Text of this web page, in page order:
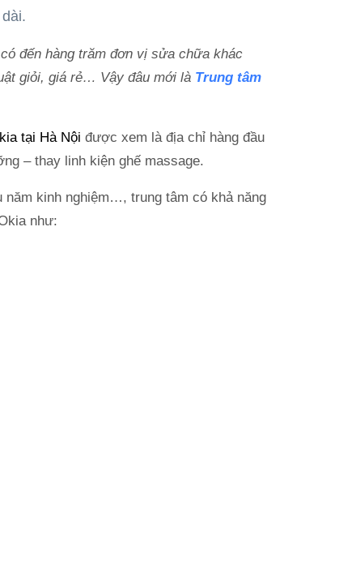
đến hàng trăm đơn vị sửa chữa khác
giỏi, giá rẻ… Vậy đâu mới là Trung tâm
tại Hà Nội được xem là địa chỉ hàng đầu
– thay linh kiện ghế massage.
kinh nghiệm…, trung tâm có khả năng
như: